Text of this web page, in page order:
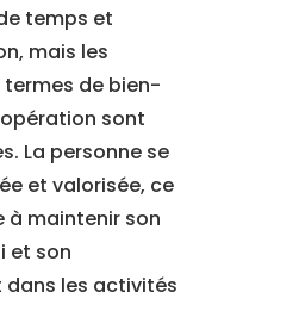
temps et
mais les
de bien-
sont
La personne se
et valorisée, ce
à maintenir son
et son
les activités